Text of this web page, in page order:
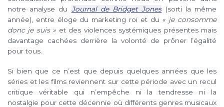
notre analyse du Journal de Bridget Jones(sorti la même
année), entre éloge du marketing roi et du « je consomme
donc je suis » et des violences systémiques présentes mais
davantage cachées derrière la volonté de prôner l’égalité
pour tous.
Si bien que ce n’est que depuis quelques années que les
séries et les films reviennent sur cette période avec un recul
critique véritable qui n’empêche ni la tendresse ni la
nostalgie pour cette décennie où différents genres musicaux